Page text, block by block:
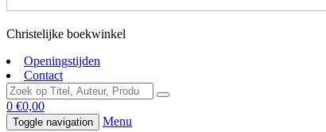
Christelijke boekwinkel
Openingstijden
Contact
0 €0,00
Toggle navigation Menu